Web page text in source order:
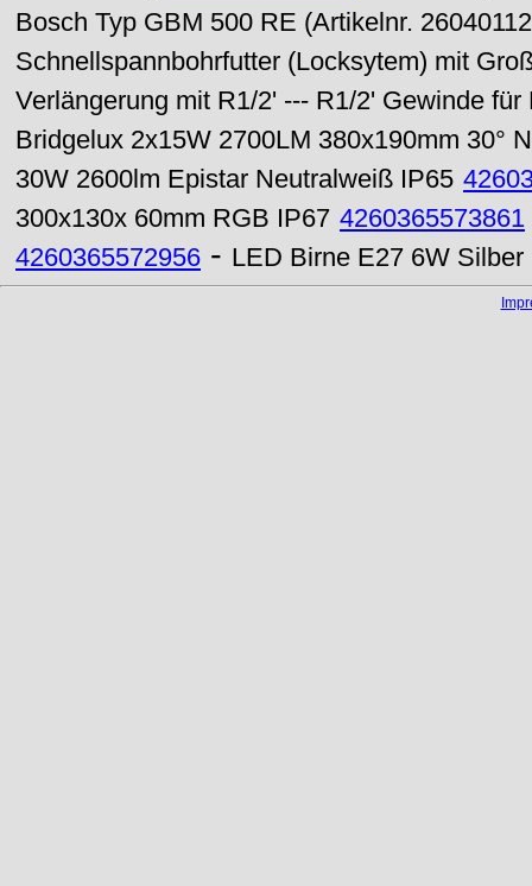
Bosch Typ GBM 500 RE (Artikelnr.
Schnellspannbohrfutter (Locksytem) mit
Verlängerung mit R1/2' --- R1/2' Gewinde für
Bridgelux 2x15W 2700LM 380x190mm 30°
30W 2600lm Epistar Neutralweiß IP65
300x130x 60mm RGB IP67 4260365573861
4260365572956 - LED Birne E27 6W